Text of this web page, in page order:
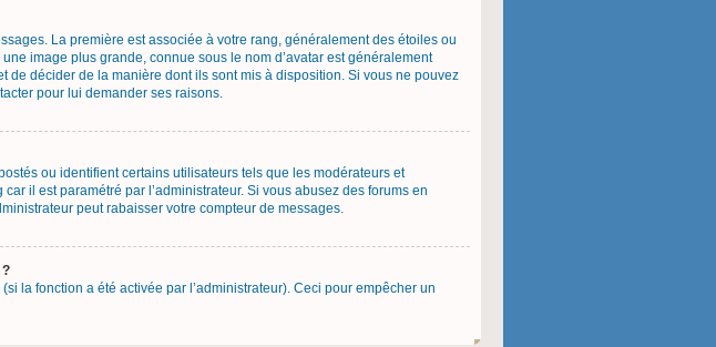
La première est associée à votre rang, généralement des étoiles ou
image plus grande, connue sous le nom d’avatar est généralement
de décider de la manière dont ils sont mis à disposition. Si vous ne pouvez
pour lui demander ses raisons.
ou identifient certains utilisateurs tels que les modérateurs et
il est paramétré par l’administrateur. Si vous abusez des forums en
peut rabaisser votre compteur de messages.
?
la fonction a été activée par l’administrateur). Ceci pour empêcher un